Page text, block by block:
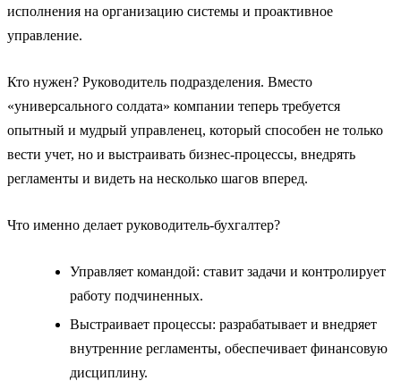
исполнения на организацию системы и проактивное
управление.
Кто нужен? Руководитель подразделения. Вместо
«универсального солдата» компании теперь требуется
опытный и мудрый управленец, который способен не только
вести учет, но и выстраивать бизнес-процессы, внедрять
регламенты и видеть на несколько шагов вперед.
Что именно делает руководитель-бухгалтер?
Управляет командой: ставит задачи и контролирует
работу подчиненных.
Выстраивает процессы: разрабатывает и внедряет
внутренние регламенты, обеспечивает финансовую
дисциплину.